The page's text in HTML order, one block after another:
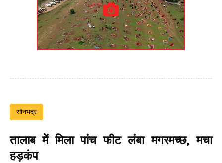
सोनभद्र
तालाब में मिला पांच फीट लंबा मगरमच्छ, मचा
हड़कंप